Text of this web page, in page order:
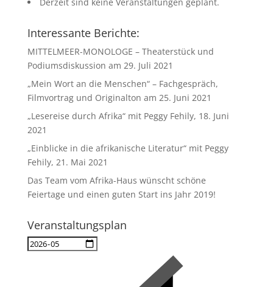
Interessante Berichte:
MITTELMEER-MONOLOGE – Theaterstück und
Podiumsdiskussion am 29. Juli 2021
„Mein Wort an die Menschen“ – Fachgespräch,
Filmvortrag und Originalton am 25. Juni 2021
„Lesereise durch Afrika“ mit Peggy Fehily, 18. Juni
2021
„Einblicke in die afrikanische Literatur“ mit Peggy
Fehily, 21. Mai 2021
Das Team vom Afrika-Haus wünscht schöne
Feiertage und einen guten Start ins Jahr 2019!
Veranstaltungsplan